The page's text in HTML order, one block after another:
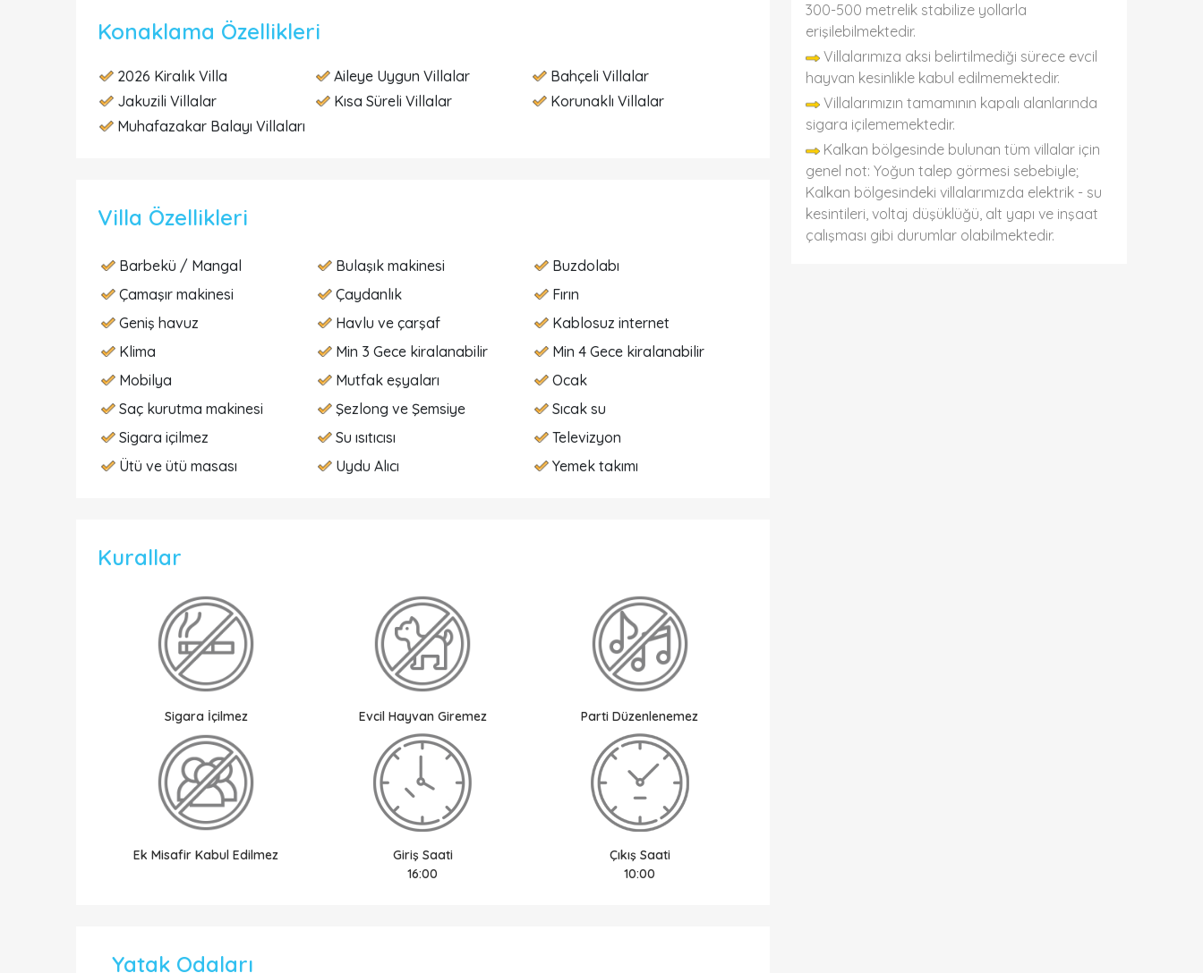
Konaklama Özellikleri
2026 Kiralık Villa Aileye Uygun Villalar
Bahçeli Villalar
Jakuzili Villalar
Kısa Süreli Villalar
Korunaklı Villalar
Muhafazakar Balayı Villaları
Villa Özellikleri
Barbekü / Mangal Bulaşık makinesi
Buzdolabı
Çamaşır makinesi
Çaydanlık
Fırın
Geniş havuz
Havlu ve çarşaf
Kablosuz internet
Klima
Min 3 Gece kiralanabilir
Min 4 Gece kiralanabilir
Mobilya
Mutfak eşyaları
Ocak
Saç kurutma makinesi
Şezlong ve Şemsiye
Sıcak su
Sigara içilmez
Su ısıtıcısı
Televizyon
Ütü ve ütü masası
Uydu Alıcı Yemek takımı
Kurallar
Sigara İçilmez Evcil Hayvan Giremez Parti Düzenlenemez
Ek Misafir Kabul Edilmez
Giriş Saati
16:00
Çıkış Saati
10:00
Yatak Odaları
300-500 metrelik stabilize yollarla
erişilebilmektedir.
Villalarımıza aksi belirtilmediği sürece evcil
hayvan kesinlikle kabul edilmemektedir.
Villalarımızın tamamının kapalı alanlarında
sigara içilememektedir.
Kalkan bölgesinde bulunan tüm villalar için
genel not: Yoğun talep görmesi sebebiyle;
Kalkan bölgesindeki villalarımızda elektrik - su
kesintileri, voltaj düşüklüğü, alt yapı ve inşaat
çalışması gibi durumlar olabilmektedir.